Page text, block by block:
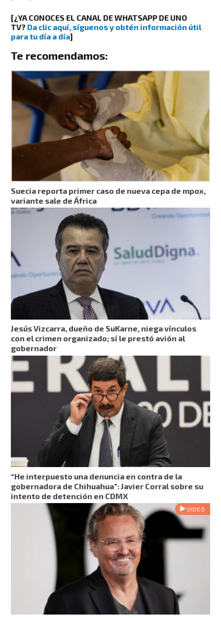
[¿YA CONOCES EL CANAL DE WHATSAPP DE UNO
TV? Da clic aquí, síguenos y obtén información útil
para tu día a día]
Te recomendamos:
Suecia reporta primer caso de nueva cepa de mpox,
variante sale de África
Jesús Vizcarra, dueño de SuKarne, niega vínculos
con el crimen organizado; sí le prestó avión al
gobernador
“He interpuesto una denuncia en contra de la
gobernadora de Chihuahua”: Javier Corral sobre su
intento de detención en CDMX
VIDEO